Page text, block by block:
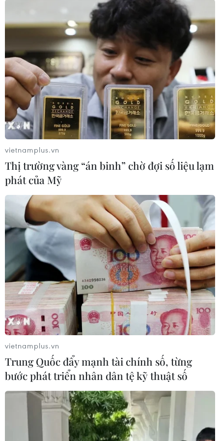
(TTXVN/Vietnam+)
#Thành phố Hồ Chí Minh
#Cơ sở xã hội Nhị Xuân
#Cai nghiện ma túy
#Quyền công dân
#Tái hòa nhập cộng đồng
Tp. Hồ Chí Minh
Theo dõi VietnamPlus
TIN LIÊN QUAN
vietnamplus.vn
Thị trường vàng “án binh” chờ đợi số liệu lạm
phát của Mỹ
vietnamplus.vn
Trung Quốc đẩy mạnh tài chính số, từng
bước phát triển nhân dân tệ kỹ thuật số